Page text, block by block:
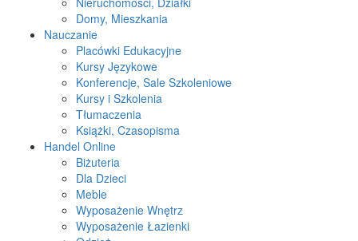
Domy, Mieszkania
Nauczanie
Placówki Edukacyjne
Kursy Językowe
Konferencje, Sale Szkoleniowe
Kursy i Szkolenia
Tłumaczenia
Książki, Czasopisma
Handel Online
Biżuteria
Dla Dzieci
Meble
Wyposażenie Wnętrz
Wyposażenie Łazienki